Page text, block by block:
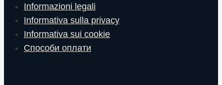
Informazioni legali
Informativa sulla privacy
Informativa sui cookie
Способи оплати